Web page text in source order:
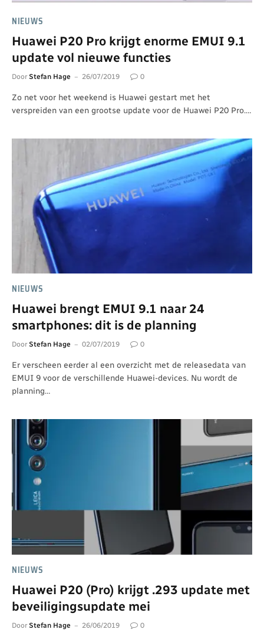
NIEUWS
Huawei P20 Pro krijgt enorme EMUI 9.1
update vol nieuwe functies
Door Stefan Hage 26/07/2019 0
Zo net voor het weekend is Huawei gestart met het
verspreiden van een grootse update voor de Huawei P20 Pro.…
NIEUWS
Huawei brengt EMUI 9.1 naar 24
smartphones: dit is de planning
Door Stefan Hage 02/07/2019 0
Er verscheen eerder al een overzicht met de releasedata van
EMUI 9 voor de verschillende Huawei-devices. Nu wordt de
planning…
NIEUWS
Huawei P20 (Pro) krijgt .293 update met
beveiligingsupdate mei
Door Stefan Hage 26/06/2019 0